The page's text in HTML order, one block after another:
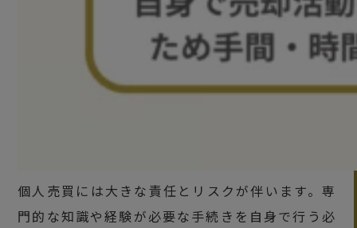
個人売買には大きな責任とリスクが伴います。専
門的な知識や経験が必要な手続きを自身で行う必